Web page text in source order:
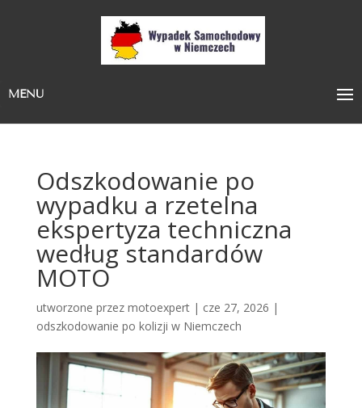
MENU
Odszkodowanie po
wypadku a rzetelna
ekspertyza techniczna
według standardów
MOTO
utworzone przez motoexpert| cze 27, 2026 |
odszkodowanie po kolizji w Niemczech